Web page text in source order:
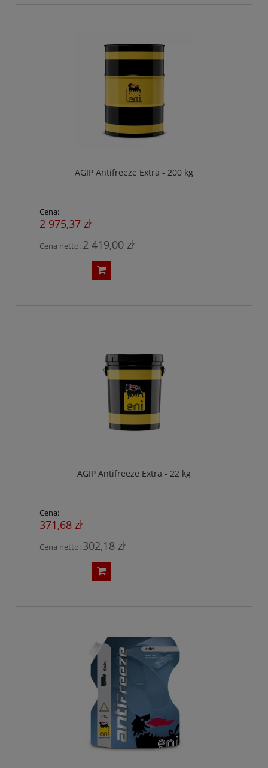
AGIP Antifreeze Extra - 200 kg
Cena:
2 975,37 zł
Cena netto: 2 419,00 zł
AGIP Antifreeze Extra - 22 kg
Cena:
371,68 zł
Cena netto: 302,18 zł